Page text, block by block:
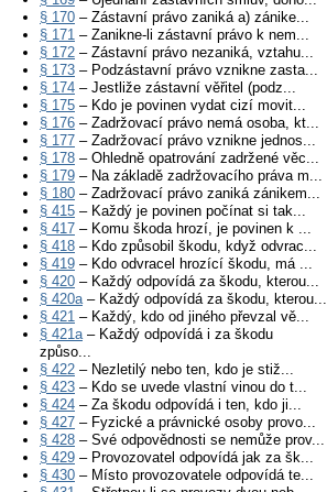
§ 170 – Zástavní právo zaniká a) zánike...
§ 171 – Zanikne-li zástavní právo k nem...
§ 172 – Zástavní právo nezaniká, vztahu...
§ 173 – Podzástavní právo vznikne zasta...
§ 174 – Jestliže zástavní věřitel (podz...
§ 175 – Kdo je povinen vydat cizí movit...
§ 176 – Zadržovací právo nemá osoba, kt...
§ 177 – Zadržovací právo vznikne jednos...
§ 178 – Ohledně opatrování zadržené věc...
§ 179 – Na základě zadržovacího práva m...
§ 180 – Zadržovací právo zaniká zánikem...
§ 415 – Každý je povinen počínat si tak...
§ 417 – Komu škoda hrozí, je povinen k ...
§ 418 – Kdo způsobil škodu, když odvrac...
§ 419 – Kdo odvracel hrozící škodu, má ...
§ 420 – Každý odpovídá za škodu, kterou...
§ 420a– Každý odpovídá za škodu, kterou...
§ 421 – Každý, kdo od jiného převzal vě...
§ 421a– Každý odpovídá i za škodu
způso...
§ 422 – Nezletilý nebo ten, kdo je stiž...
§ 423 – Kdo se uvede vlastní vinou do t...
§ 424 – Za škodu odpovídá i ten, kdo ji...
§ 427 – Fyzické a právnické osoby provo...
§ 428 – Své odpovědnosti se nemůže prov...
§ 429 – Provozovatel odpovídá jak za šk...
§ 430 – Místo provozovatele odpovídá te...